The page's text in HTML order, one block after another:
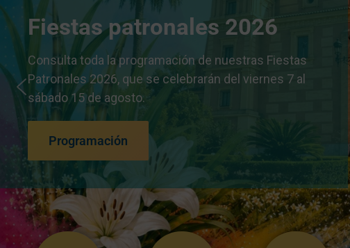
Fiestas patronales 2026
Consulta toda la programación de nuestras Fiestas
Patronales 2026, que se celebrarán del viernes 7 al
sábado 15 de agosto.
Programación